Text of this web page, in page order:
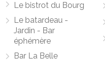
Le bistrot du Bourg
Le batardeau -
Jardin - Bar
éphémère
Bar La Belle